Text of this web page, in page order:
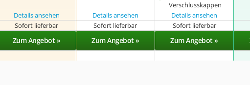
Verschlusskappen
Details ansehen Details ansehen Details ansehen
Sofort lieferbar Sofort lieferbar Sofort lieferbar
Zum Angebot » Zum Angebot » Zum Angebot »